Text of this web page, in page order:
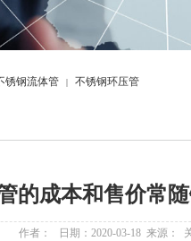
锈钢流体管 | 不锈钢环压管
的成本和售价常
作者： 日期：2020-03-18 来源：